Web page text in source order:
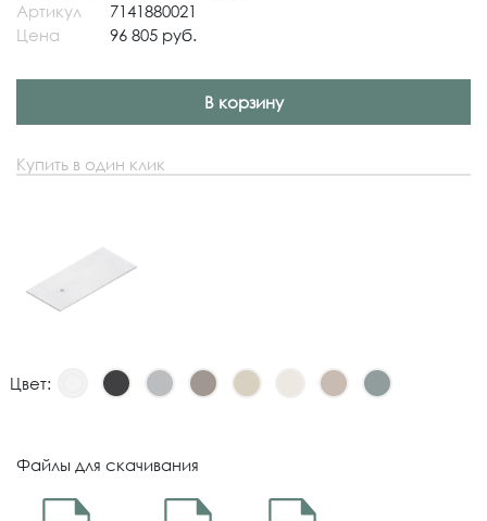
Артикул
7141880021
Цена
96 805 руб.
В корзину
Купить в один клик
Цвет:
Файлы для скачивания